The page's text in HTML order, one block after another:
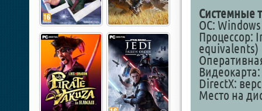
Системные
ОС:
Процессор:
equivalents)
DirectX:
Место на